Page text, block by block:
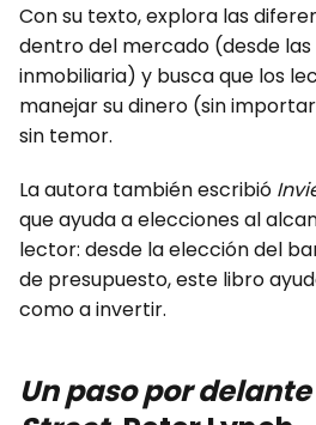
Con su texto, explora las
dentro del mercado (desde
inmobiliaria) y busca que los
manejar su dinero (sin
sin temor.
La autora también escribió
que ayuda a elecciones al
lector: desde la elección del
de presupuesto, este libro
como a invertir.
Un paso por